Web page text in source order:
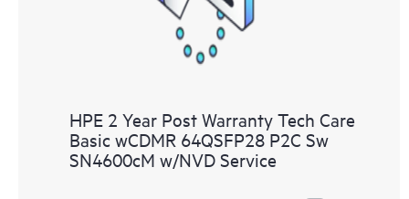
HPE 2 Year Post Warranty Tech Care
Basic wCDMR 64QSFP28 P2C Sw
SN4600cM w/NVD Service